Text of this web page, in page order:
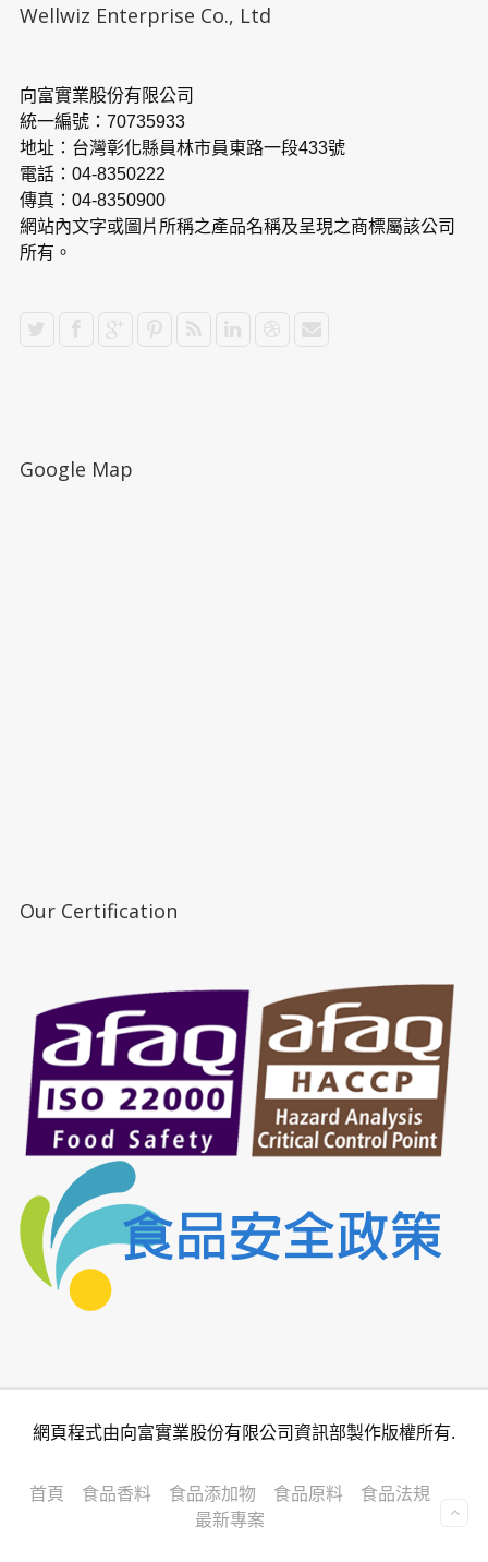
Wellwiz Enterprise Co., Ltd
向富實業股份有限公司
統一編號：70735933
地址：台灣彰化縣員林市員東路一段433號
電話：04-8350222
傳真：04-8350900
網站內文字或圖片所稱之產品名稱及呈現之商標屬該公司
所有。
Google Map
Our Certification
網頁程式由向富實業股份有限公司資訊部製作版權所有.
首頁 食品香料 食品添加物 食品原料
食品法規
最新專案